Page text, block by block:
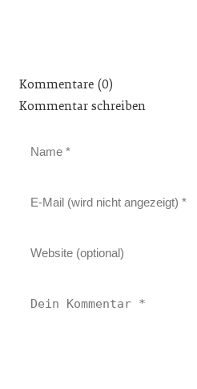
Kommentare (0)
Kommentar schreiben